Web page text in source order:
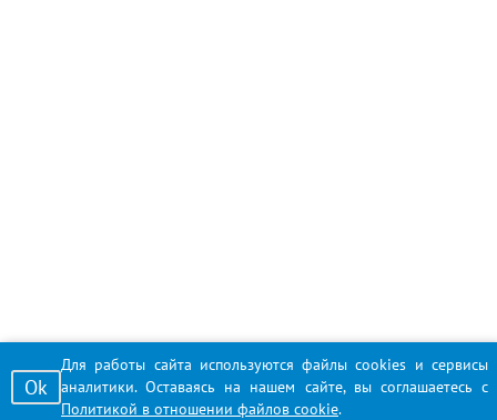
Для работы сайта используются файлы cookies и сервисы
аналитики. Оставаясь на нашем сайте, вы соглашаетесь с
Политикой в отношении файлов cookie.
Ok